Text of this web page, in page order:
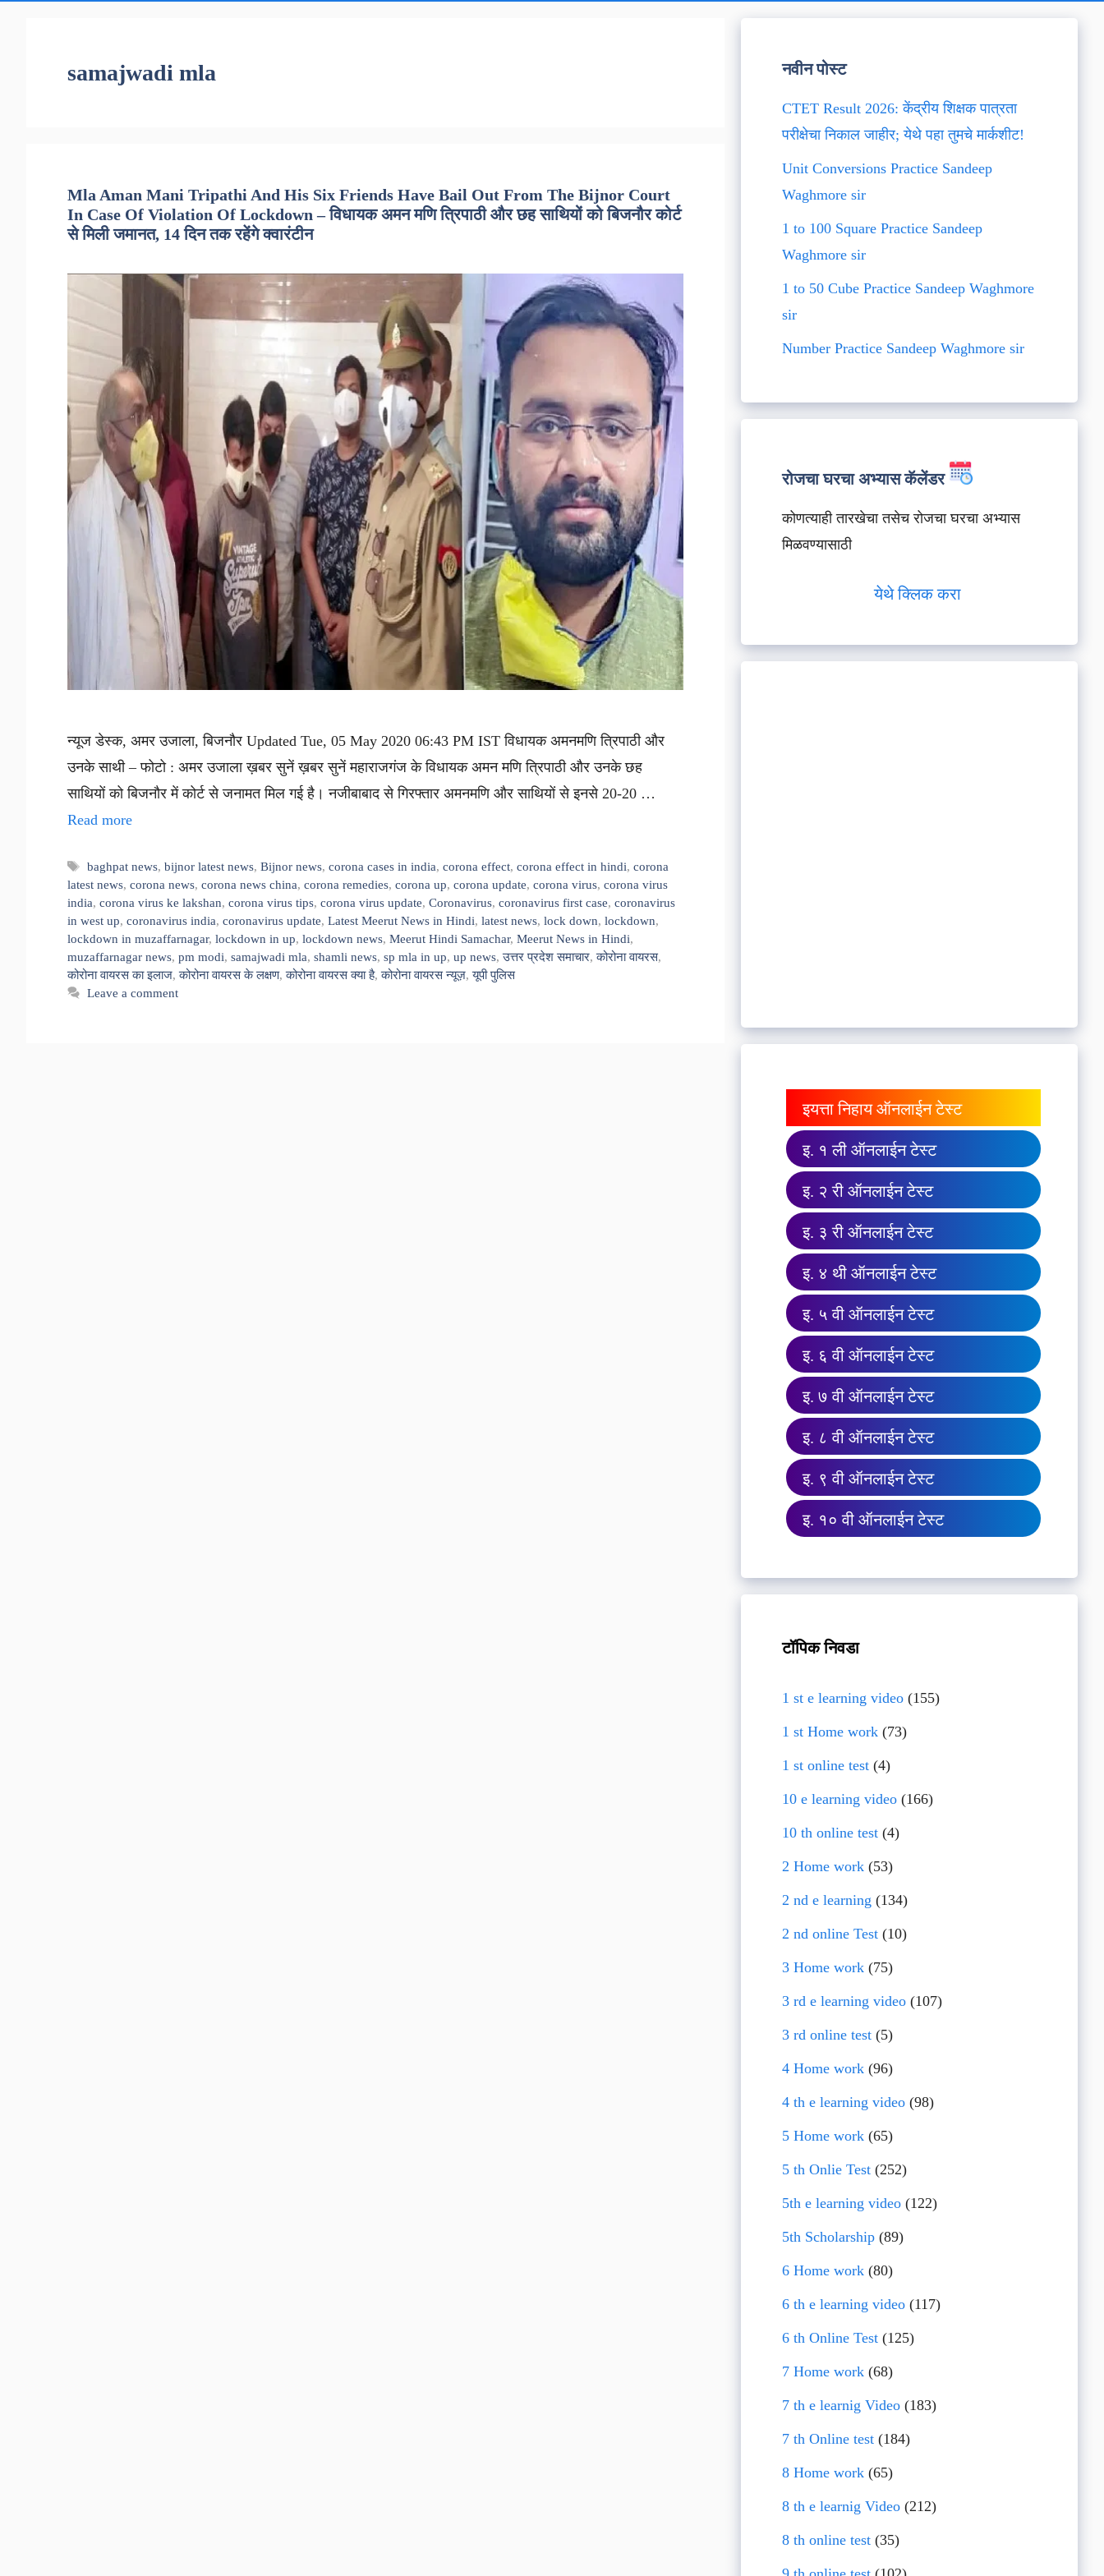
samajwadi mla
Mla Aman Mani Tripathi And His Six Friends Have Bail Out From The Bijnor Court
In Case Of Violation Of Lockdown – विधायक अमन मणि त्रिपाठी और छह साथियों को बिजनौर कोर्ट
से मिली जमानत, 14 दिन तक रहेंगे क्वारंटीन
न्यूज डेस्क, अमर उजाला, बिजनौर Updated Tue, 05 May 2020 06:43 PM IST विधायक अमनमणि त्रिपाठी और
उनके साथी – फोटो : अमर उजाला ख़बर सुनें ख़बर सुनें महाराजगंज के विधायक अमन मणि त्रिपाठी और उनके छह
साथियों को बिजनौर में कोर्ट से जनामत मिल गई है। नजीबाबाद से गिरफ्तार अमनमणि और साथियों से इनसे 20-20 …
Read more
Tags
baghpat news,bijnor latest news,Bijnor news,corona cases in india,corona effect,corona effect in hindi,corona
latest news, corona news, corona news china, corona remedies, corona up, corona update, corona virus, corona virus
india, corona virus ke lakshan, corona virus tips, corona virus update, Coronavirus, coronavirus first case, coronavirus
in west up, coronavirus india, coronavirus update, Latest Meerut News in Hindi, latest news, lock down, lockdown,
lockdown in muzaffarnagar, lockdown in up, lockdown news, Meerut Hindi Samachar, Meerut News in Hindi,
muzaffarnagar news, pm modi, samajwadi mla, shamli news, sp mla in up, up news,उत्तर प्रदेश समाचार,कोरोना वायरस,
कोरोना वायरस का इलाज,कोरोना वायरस के लक्षण,कोरोना वायरस क्या है,कोरोना वायरस न्यूज़,यूपी पुलिस
Leave a comment
नवीन पोस्ट
CTET Result 2026: केंद्रीय शिक्षक पात्रता
परीक्षेचा निकाल जाहीर; येथे पहा तुमचे मार्कशीट!
Unit Conversions Practice Sandeep
Waghmore sir
1 to 100 Square Practice Sandeep
Waghmore sir
1 to 50 Cube Practice Sandeep Waghmore
sir
Number Practice Sandeep Waghmore sir
रोजचा घरचा अभ्यास कॅलेंडर
कोणत्याही तारखेचा तसेच रोजचा घरचा अभ्यास
मिळवण्यासाठी
येथे क्लिक करा
इयत्ता निहाय ऑनलाईन टेस्ट
इ. १ ली ऑनलाईन टेस्ट
इ. २ री ऑनलाईन टेस्ट
इ. ३ री ऑनलाईन टेस्ट
इ. ४ थी ऑनलाईन टेस्ट
इ. ५ वी ऑनलाईन टेस्ट
इ. ६ वी ऑनलाईन टेस्ट
इ. ७ वी ऑनलाईन टेस्ट
इ. ८ वी ऑनलाईन टेस्ट
इ. ९ वी ऑनलाईन टेस्ट
इ. १० वी ऑनलाईन टेस्ट
टॉपिक निवडा
1 st e learning video(155)
1 st Home work(73)
1 st online test(4)
10 e learning video(166)
10 th online test(4)
2 Home work(53)
2 nd e learning (134)
2 nd online Test(10)
3 Home work(75)
3 rd e learning video(107)
3 rd online test(5)
4 Home work(96)
4 th e learning video(98)
5 Home work(65)
5 th Onlie Test(252)
5th e learning video(122)
5th Scholarship(89)
6 Home work(80)
6 th e learning video(117)
6 th Online Test(125)
7 Home work(68)
7 th e learnig Video(183)
7 th Online test(184)
8 Home work(65)
8 th e learnig Video(212)
8 th online test(35)